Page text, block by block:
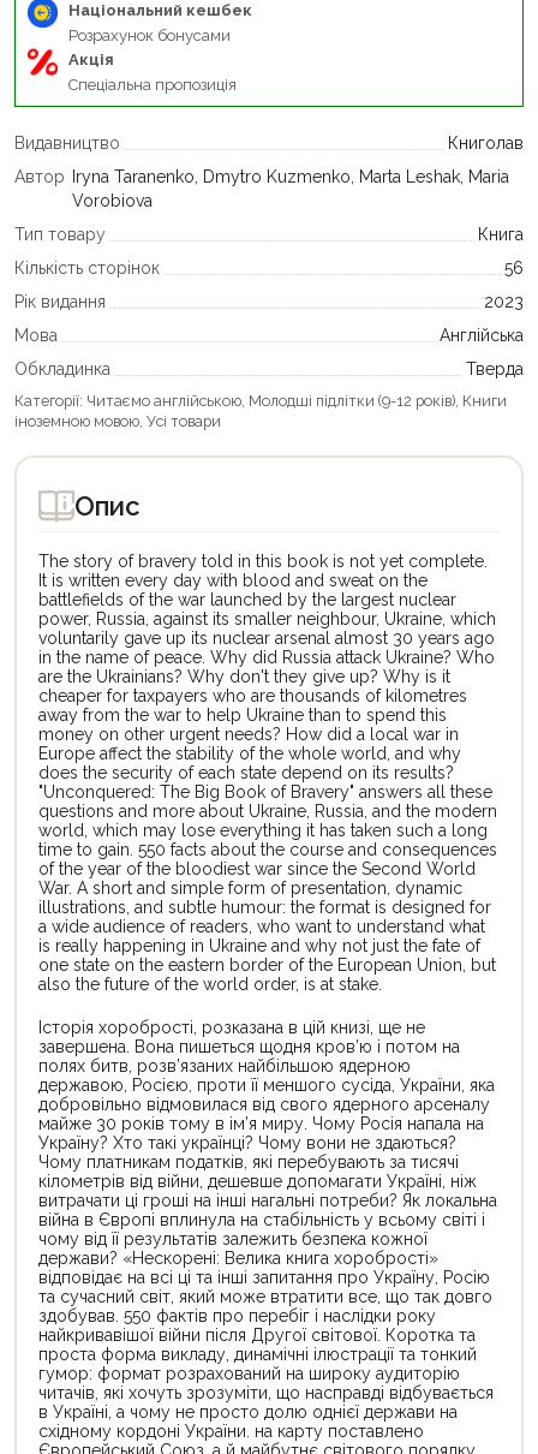
Національний кешбек
Розрахунок бонусами
Акція
Спеціальна пропозиція
Видавництво
Книголав
Автор
Iryna Taranenko, Dmytro Kuzmenko, Marta Leshak, Maria
Vorobiova
Тип товару
Книга
Кількість сторінок
56
Рік видання
2023
Мова
Англійська
Обкладинка
Тверда
Категорії: Читаємо англійською, Молодші підлітки (9-12 років), Книги
іноземною мовою, Усі товари
Опис
The story of bravery told in this book is not yet complete.
It is written every day with blood and sweat on the
battlefields of the war launched by the largest nuclear
power, Russia, against its smaller neighbour, Ukraine, which
voluntarily gave up its nuclear arsenal almost 30 years ago
in the name of peace. Why did Russia attack Ukraine? Who
are the Ukrainians? Why don't they give up? Why is it
cheaper for taxpayers who are thousands of kilometres
away from the war to help Ukraine than to spend this
money on other urgent needs? How did a local war in
Europe affect the stability of the whole world, and why
does the security of each state depend on its results?
"Unconquered: The Big Book of Bravery" answers all these
questions and more about Ukraine, Russia, and the modern
world, which may lose everything it has taken such a long
time to gain. 550 facts about the course and consequences
of the year of the bloodiest war since the Second World
War. A short and simple form of presentation, dynamic
illustrations, and subtle humour: the format is designed for
a wide audience of readers, who want to understand what
is really happening in Ukraine and why not just the fate of
one state on the eastern border of the European Union, but
also the future of the world order, is at stake.
Історія хоробрості, розказана в цій книзі, ще не
завершена. Вона пишеться щодня кров’ю і потом на
полях битв, розв’язаних найбільшою ядерною
державою, Росією, проти її меншого сусіда, України, яка
добровільно відмовилася від свого ядерного арсеналу
майже 30 років тому в ім’я миру. Чому Росія напала на
Україну? Хто такі українці? Чому вони не здаються?
Чому платникам податків, які перебувають за тисячі
кілометрів від війни, дешевше допомагати Україні, ніж
витрачати ці гроші на інші нагальні потреби? Як локальна
війна в Європі вплинула на стабільність у всьому світі і
чому від її результатів залежить безпека кожної
держави? «Нескорені: Велика книга хоробрості»
відповідає на всі ці та інші запитання про Україну, Росію
та сучасний світ, який може втратити все, що так довго
здобував. 550 фактів про перебіг і наслідки року
найкривавішої війни після Другої світової. Коротка та
проста форма викладу, динамічні ілюстрації та тонкий
гумор: формат розрахований на широку аудиторію
читачів, які хочуть зрозуміти, що насправді відбувається
в Україні, а чому не просто долю однієї держави на
східному кордоні України. на карту поставлено